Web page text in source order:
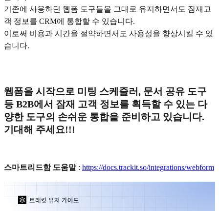
기존에 사용하던 웹폼 도구들을 그대로 유지하면서도 잠재고
객 정보를 CRM에 통합할 수 있습니다.
이로써 비용과 시간을 절약하면서도 사용성을 향상시킬 수 있
습니다.
웹폼을 시작으로 미팅 스케줄러, 문서 공유 도구
등 B2B에서 잠재 고객 정보를 획득할 수 있는 다
양한 도구의 손쉬운 통합을 준비하고 있습니다.
기대해 주세요!!!
스마트리드함 도움말: https://docs.trackit.so/integrations/webform